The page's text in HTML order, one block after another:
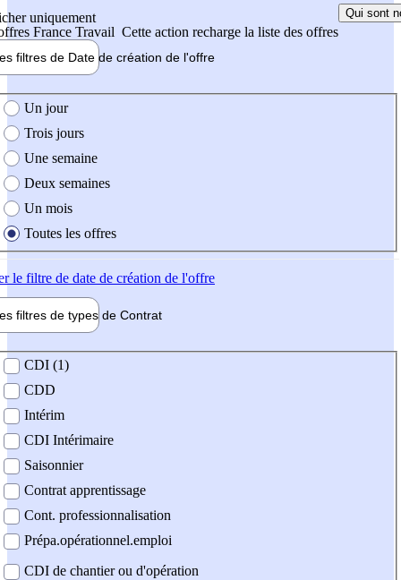
uniquement
France Travail Cette action recharge la liste des offres
Qui sont
filtres de Date de création de l'offre
création de l'offre
Un jour
Trois jours
Une semaine
Deux semaines
Un mois
Toutes les offres
le filtre de date de création de l'offre
filtres de types de Contrat
contrat
CDI (1)
CDD
Intérim
CDI Intérimaire
Saisonnier
Contrat apprentissage
Cont. professionnalisation
Prépa.opérationnel.emploi
CDI de chantier ou d'opération